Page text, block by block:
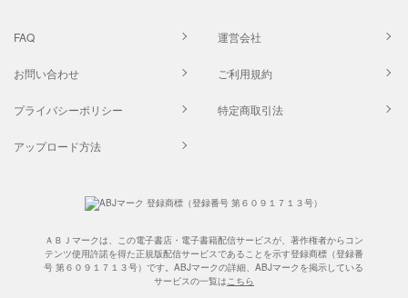
FAQ 運営会社
お問い合わせ ご利用規約
プライバシーポリシー 特定商取引法
アップロード方法
ＡＢＪマークは、この電子書店・電子書籍配信サービスが、著作権者からコン
テンツ使用許諾を得た正規版配信サービスであることを示す登録商標（登録番
号 第６０９１７１３号）です。ABJマークの詳細、ABJマークを掲示している
サービスの一覧はこちら